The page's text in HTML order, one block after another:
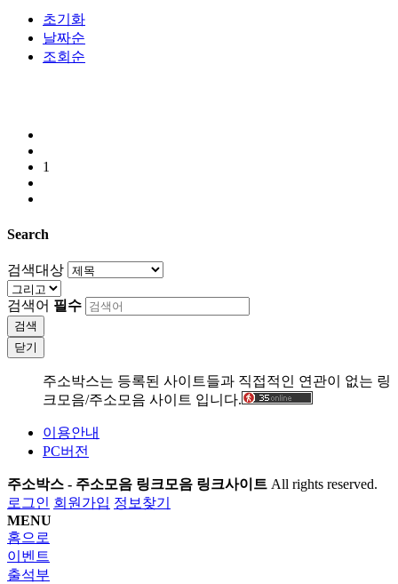
초기화
날짜순
조회순
1
Search
검색대상
검색어 필수
검색
닫기
주소박스는 등록된 사이트들과 직접적인 연관이 없는 링
크모음/주소모음 사이트 입니다.
이용안내
PC버전
주소박스 - 주소모음 링크모음 링크사이트 All rights reserved.
로그인 회원가입 정보찾기
MENU
홈으로
이벤트
출석부